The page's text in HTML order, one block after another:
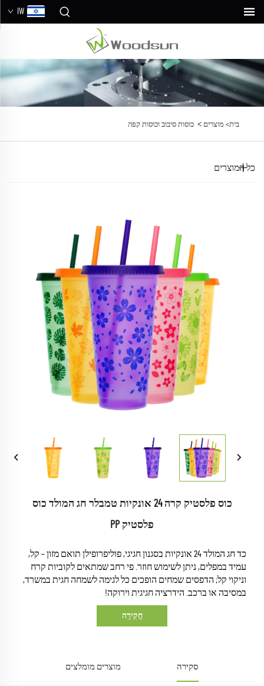
IW
בית> מוצרים > כוסות סיבוב וכוסות קפה
כל המוצרים
כוס פלסטיק קרה 24 אונקיות טמבלר חג המולד כוס
פלסטיק PP
כד חג המולד 24 אונקיות בסגנון חגיגי, פוליפרופילן תואם מזון – קל,
עמיד במפלים, ניתן לשימוש חוזר. פי רחב שמתאים לקוביות קרח
וניקוי קל; הדפסים שמחים הופכים כל לגימה לשמחה חגית במשרד,
במסיבה או ברכב. הידרציה חגיגית וירוקה!
חֲקִירָה
סקירה מוצרים מומלצים